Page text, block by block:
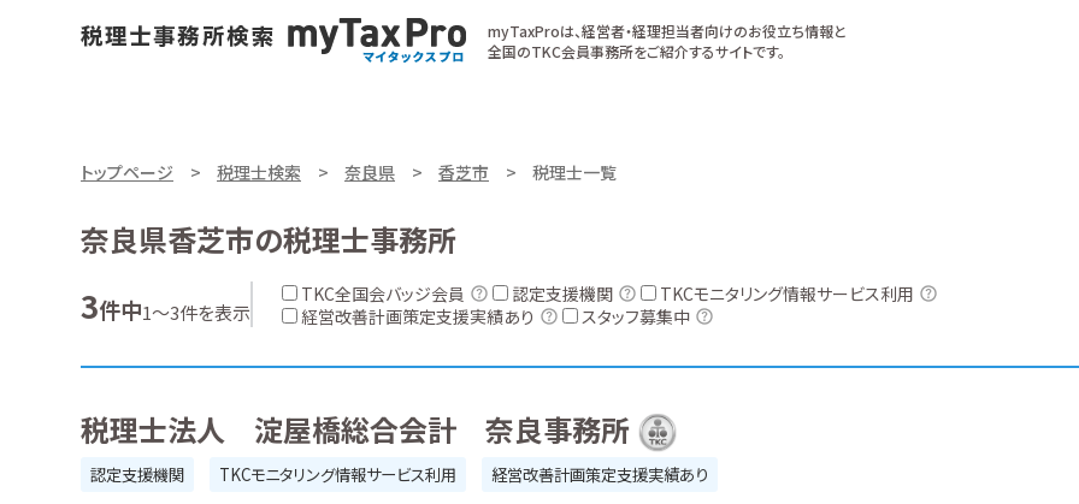
myTaxProは、経営者・経理担当者向けのお役立ち情報と
全国のTKC会員事務所をご紹介するサイトです。
トップページ 税理士検索 奈良県 香芝市 税理士一覧
奈良県香芝市の税理士事務所
3件中1～3件を表示
TKC全国会バッジ会員 認定支援機関
TKCモニタリング情報サービス利用
経営改善計画策定支援実績あり
スタッフ募集中
税理士法人 淀屋橋総合会計 奈良事務所
認定支援機関 TKCモニタリング情報サービス利用 経営改善計画策定支援実績あり